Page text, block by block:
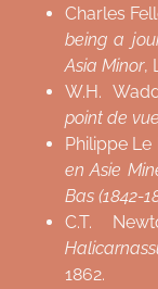
Charles
being a
Asia Minor,
W.H.
point de
Philippe Le
en Asie
Bas (1842-
C.T.
1862.